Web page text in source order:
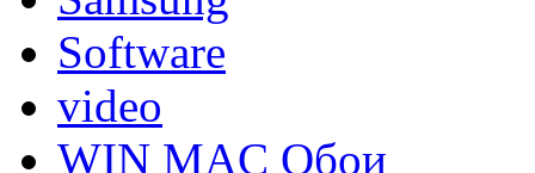
Software
video
WIN MAC Обои